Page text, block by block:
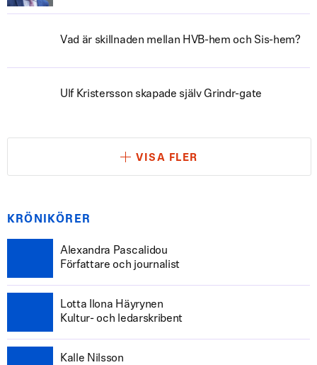
Vad är skillnaden mellan HVB-hem och Sis-hem?
Ulf Kristersson skapade själv Grindr-gate
VISA FLER
KRÖNIKÖRER
Alexandra Pascalidou
Författare och journalist
Lotta Ilona Häyrynen
Kultur- och ledarskribent
Kalle Nilsson